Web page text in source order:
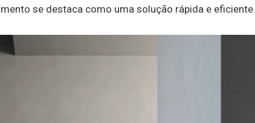
se destaca como uma solução rápida e eficiente.